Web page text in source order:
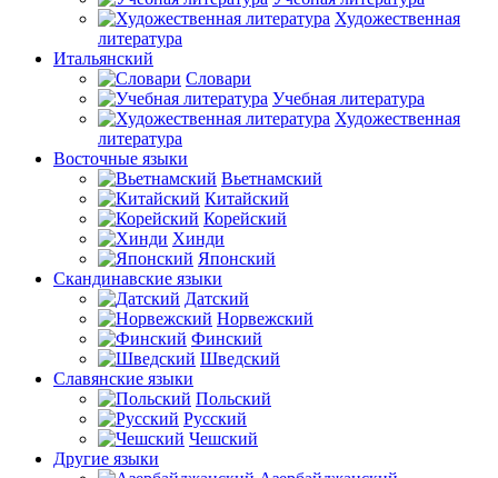
Художественная
литература
Итальянский
Словари
Учебная литература
Художественная
литература
Восточные языки
Вьетнамский
Китайский
Корейский
Хинди
Японский
Скандинавские языки
Датский
Норвежский
Финский
Шведский
Славянские языки
Польский
Русский
Чешский
Другие языки